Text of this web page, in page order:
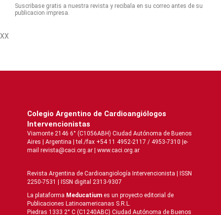
Suscribase gratis a nuestra revista y recibala en su correo antes de su
publicacion impresa.
XX
Colegio Argentino de Cardioangiólogos
Intervencionistas
Viamonte 2146 6° (C1056ABH) Ciudad Autónoma de Buenos
Aires | Argentina | tel./fax +54 11 4952-2117 / 4953-7310 |e-
mail revista@caci.org.ar | www.caci.org.ar
Revista Argentina de Cardioangiologí­a Intervencionista | ISSN
2250-7531 | ISSN digital 2313-9307
La plataforma Meducatium es un proyecto editorial de
Publicaciones Latinoamericanas S.R.L.
Piedras 1333 2° C (C1240ABC) Ciudad Autónoma de Buenos